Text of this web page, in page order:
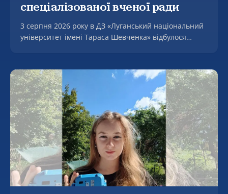
спеціалізованої вченої ради
3 серпня 2026 року в ДЗ «Луганський національний
університет імені Тараса Шевченка» відбулося
Артура Вікторовича на тему «Формування
фасилітаційної компетентності майбутнього
соціального працівника в процесі професійної
підготовки» за спеціальністю 231 – Соціальна
робота.